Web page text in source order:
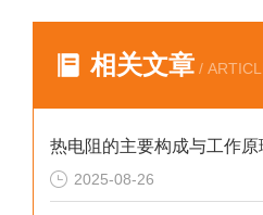
相关文章 /
热电阻的主要构成与工作原
2025-08-26